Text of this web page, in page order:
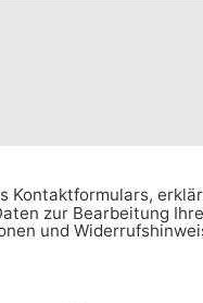
Kontaktformulars,
zur Bearbeitung
und